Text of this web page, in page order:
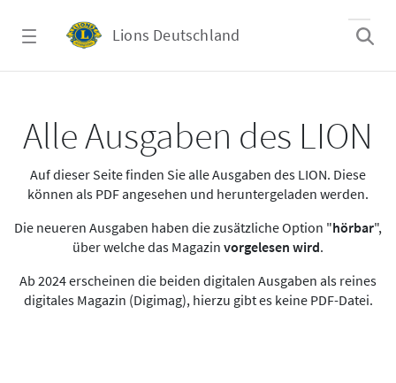
Lions Deutschland
Alle Ausgaben des LION
Auf dieser Seite finden Sie alle Ausgaben des LION. Diese
können als PDF angesehen und heruntergeladen werden.
Die neueren Ausgaben haben die zusätzliche Option "hörbar",
über welche das Magazin vorgelesen wird.
Ab 2024 erscheinen die beiden digitalen Ausgaben als reines
digitales Magazin (Digimag), hierzu gibt es keine PDF-Datei.